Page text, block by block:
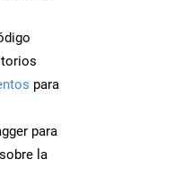
para
para
la